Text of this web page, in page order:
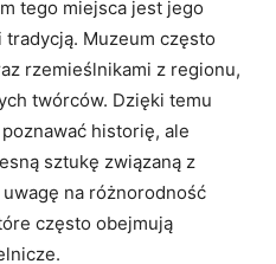
tego miejsca⁢ jest jego
Muzeum ‌często
rzemieślnikami z ‌regionu,
twórców. Dzięki temu
historię, ale
sztukę związaną⁣ z
na różnorodność
często obejmują